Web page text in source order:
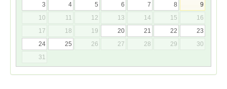
3
4 5 6 7 8
9
10
11 12 13 14 15
16
17
18 19 20 21 22
23
24
25 26 27 28 29
30
31